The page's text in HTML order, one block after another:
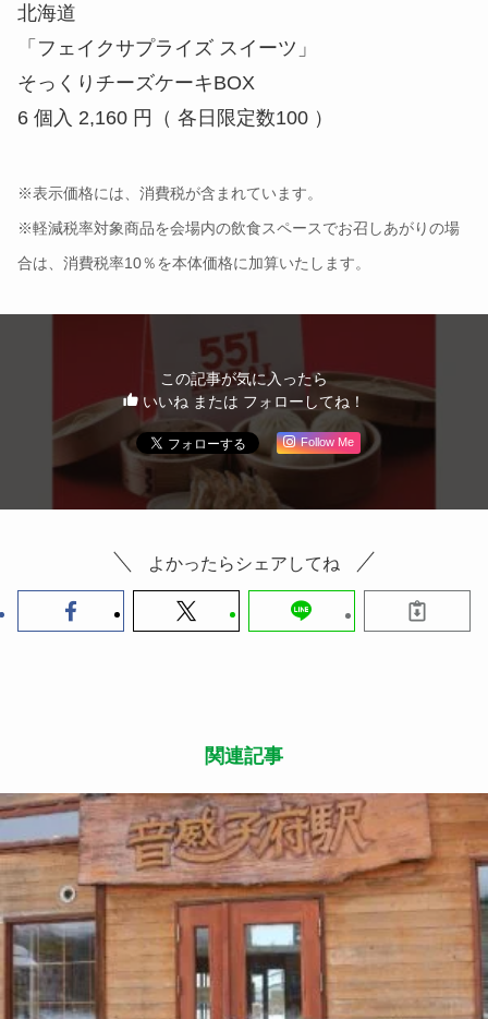
北海道
「フェイクサプライズ スイーツ」
そっくりチーズケーキBOX
6 個入 2,160 円（ 各日限定数100 ）
※表示価格には、消費税が含まれています。
※軽減税率対象商品を会場内の飲食スペースでお召しあがりの場
合は、消費税率10％を本体価格に加算いたします。
この記事が気に入ったら
いいね または フォローしてね！
Follow Me
よかったらシェアしてね
関連記事